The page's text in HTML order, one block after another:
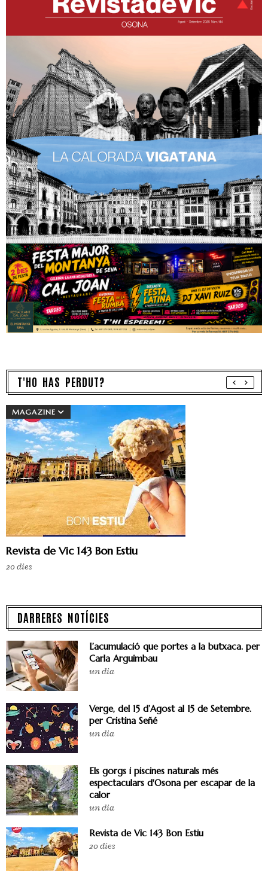
T'HO HAS PERDUT?
MAGAZINE
Revista de Vic 143 Bon Estiu
20 dies
DARRERES NOTÍCIES
L’acumulació que portes a la butxaca. per
Carla Arguimbau
un dia
Verge, del 15 d’Agost al 15 de Setembre.
per Cristina Señé
un dia
Els gorgs i piscines naturals més
espectaculars d'Osona per escapar de la
calor
un dia
Revista de Vic 143 Bon Estiu
20 dies